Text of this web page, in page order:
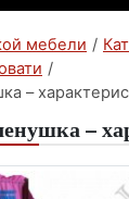
мебели /
/
–
–